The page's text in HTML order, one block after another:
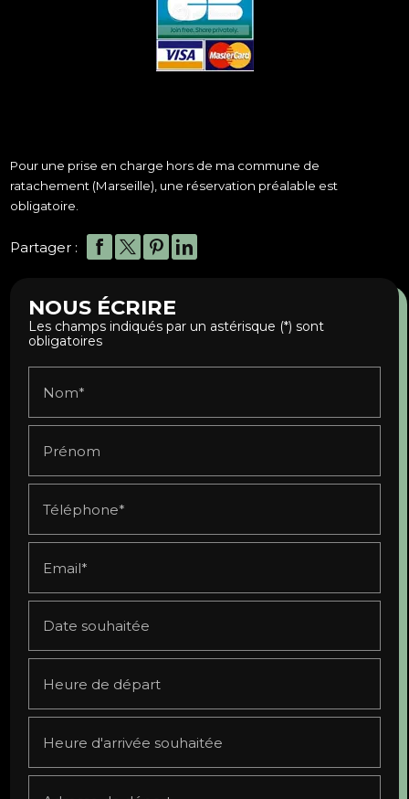
Pour une prise en charge hors de ma commune de
ratachement (Marseille), une réservation préalable est
obligatoire.
Partager :
NOUS ÉCRIRE
Les champs indiqués par un astérisque (*) sont
obligatoires
Nom*
Prénom
Téléphone*
Email*
Date souhaitée
Heure de départ
Heure d'arrivée souhaitée